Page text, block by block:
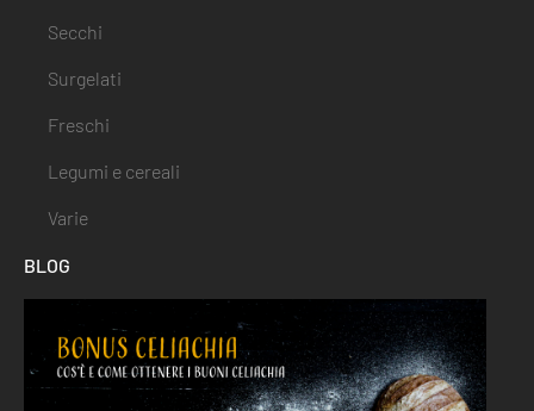
Secchi
Surgelati
Freschi
Legumi e cereali
Varie
BLOG